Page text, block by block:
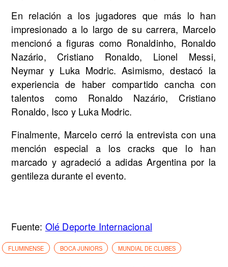
En relación a los jugadores que más lo han
impresionado a lo largo de su carrera, Marcelo
mencionó a figuras como Ronaldinho, Ronaldo
Nazário, Cristiano Ronaldo, Lionel Messi,
Neymar y Luka Modric. Asimismo, destacó la
experiencia de haber compartido cancha con
talentos como Ronaldo Nazário, Cristiano
Ronaldo, Isco y Luka Modric.
Finalmente, Marcelo cerró la entrevista con una
mención especial a los cracks que lo han
marcado y agradeció a adidas Argentina por la
gentileza durante el evento.
Fuente: Olé Deporte Internacional
FLUMINENSE BOCA JUNIORS MUNDIAL DE CLUBES